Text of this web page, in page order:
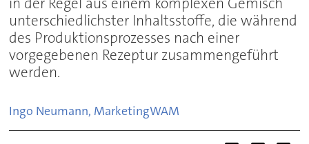
unterschiedlichster Inhaltsstoffe, die während
des Produktionsprozesses nach einer
vorgegebenen Rezeptur zusammengeführt
werden.
Ingo Neumann, MarketingWAM